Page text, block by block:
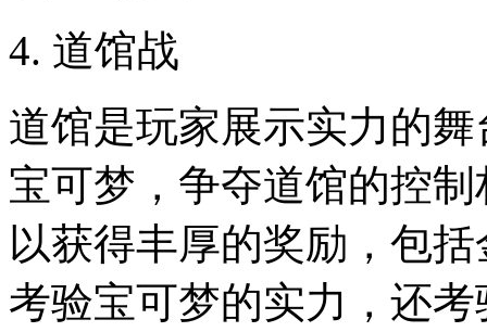
4. 道馆战
道馆是玩家展示实力的
宝可梦，争夺道馆的控
以获得丰厚的奖励，包
考验宝可梦的实力，还